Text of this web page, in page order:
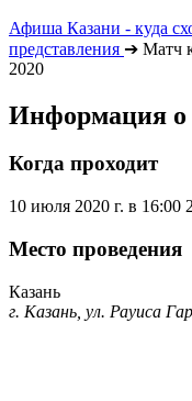
Афиша Казани - куда
представления ➔ Матч
2020
Информация о
Когда проходит
10 июля 2020 г. в 16:00
Место проведения
Казань
г. Казань, ул. Рауиса